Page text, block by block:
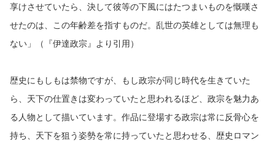
享けさせていたら、決して彼等の下風にはたつまいものを慨嘆さ
せたのは、この年齢差を指すものだ。乱世の英雄としては無理も
ない」（『伊達政宗』より引用）
歴史にもしもは禁物ですが、もし政宗が同じ時代を生きていた
ら、天下の仕置きは変わっていたと思われるほど、政宗を魅力あ
る人物として描いています。作品に登場する政宗は常に反骨心を
持ち、天下を狙う姿勢を常に持っていたと思わせる、歴史ロマン